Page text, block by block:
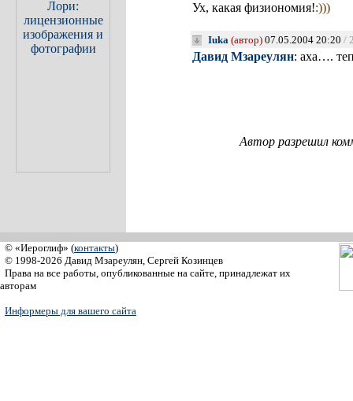
Ух, какая физиономия!:)))
Iuka (автор) 07.05.2004 20:20 /
Давид Мзареулян: аха….
Автор разрешил
© «Иероглиф» (контакты)
© 1998-2026 Давид Мзареулян, Сергей Козинцев
Права на все работы, опубликованные на сайте, принадлежат их
авторам
Информеры для вашего сайта